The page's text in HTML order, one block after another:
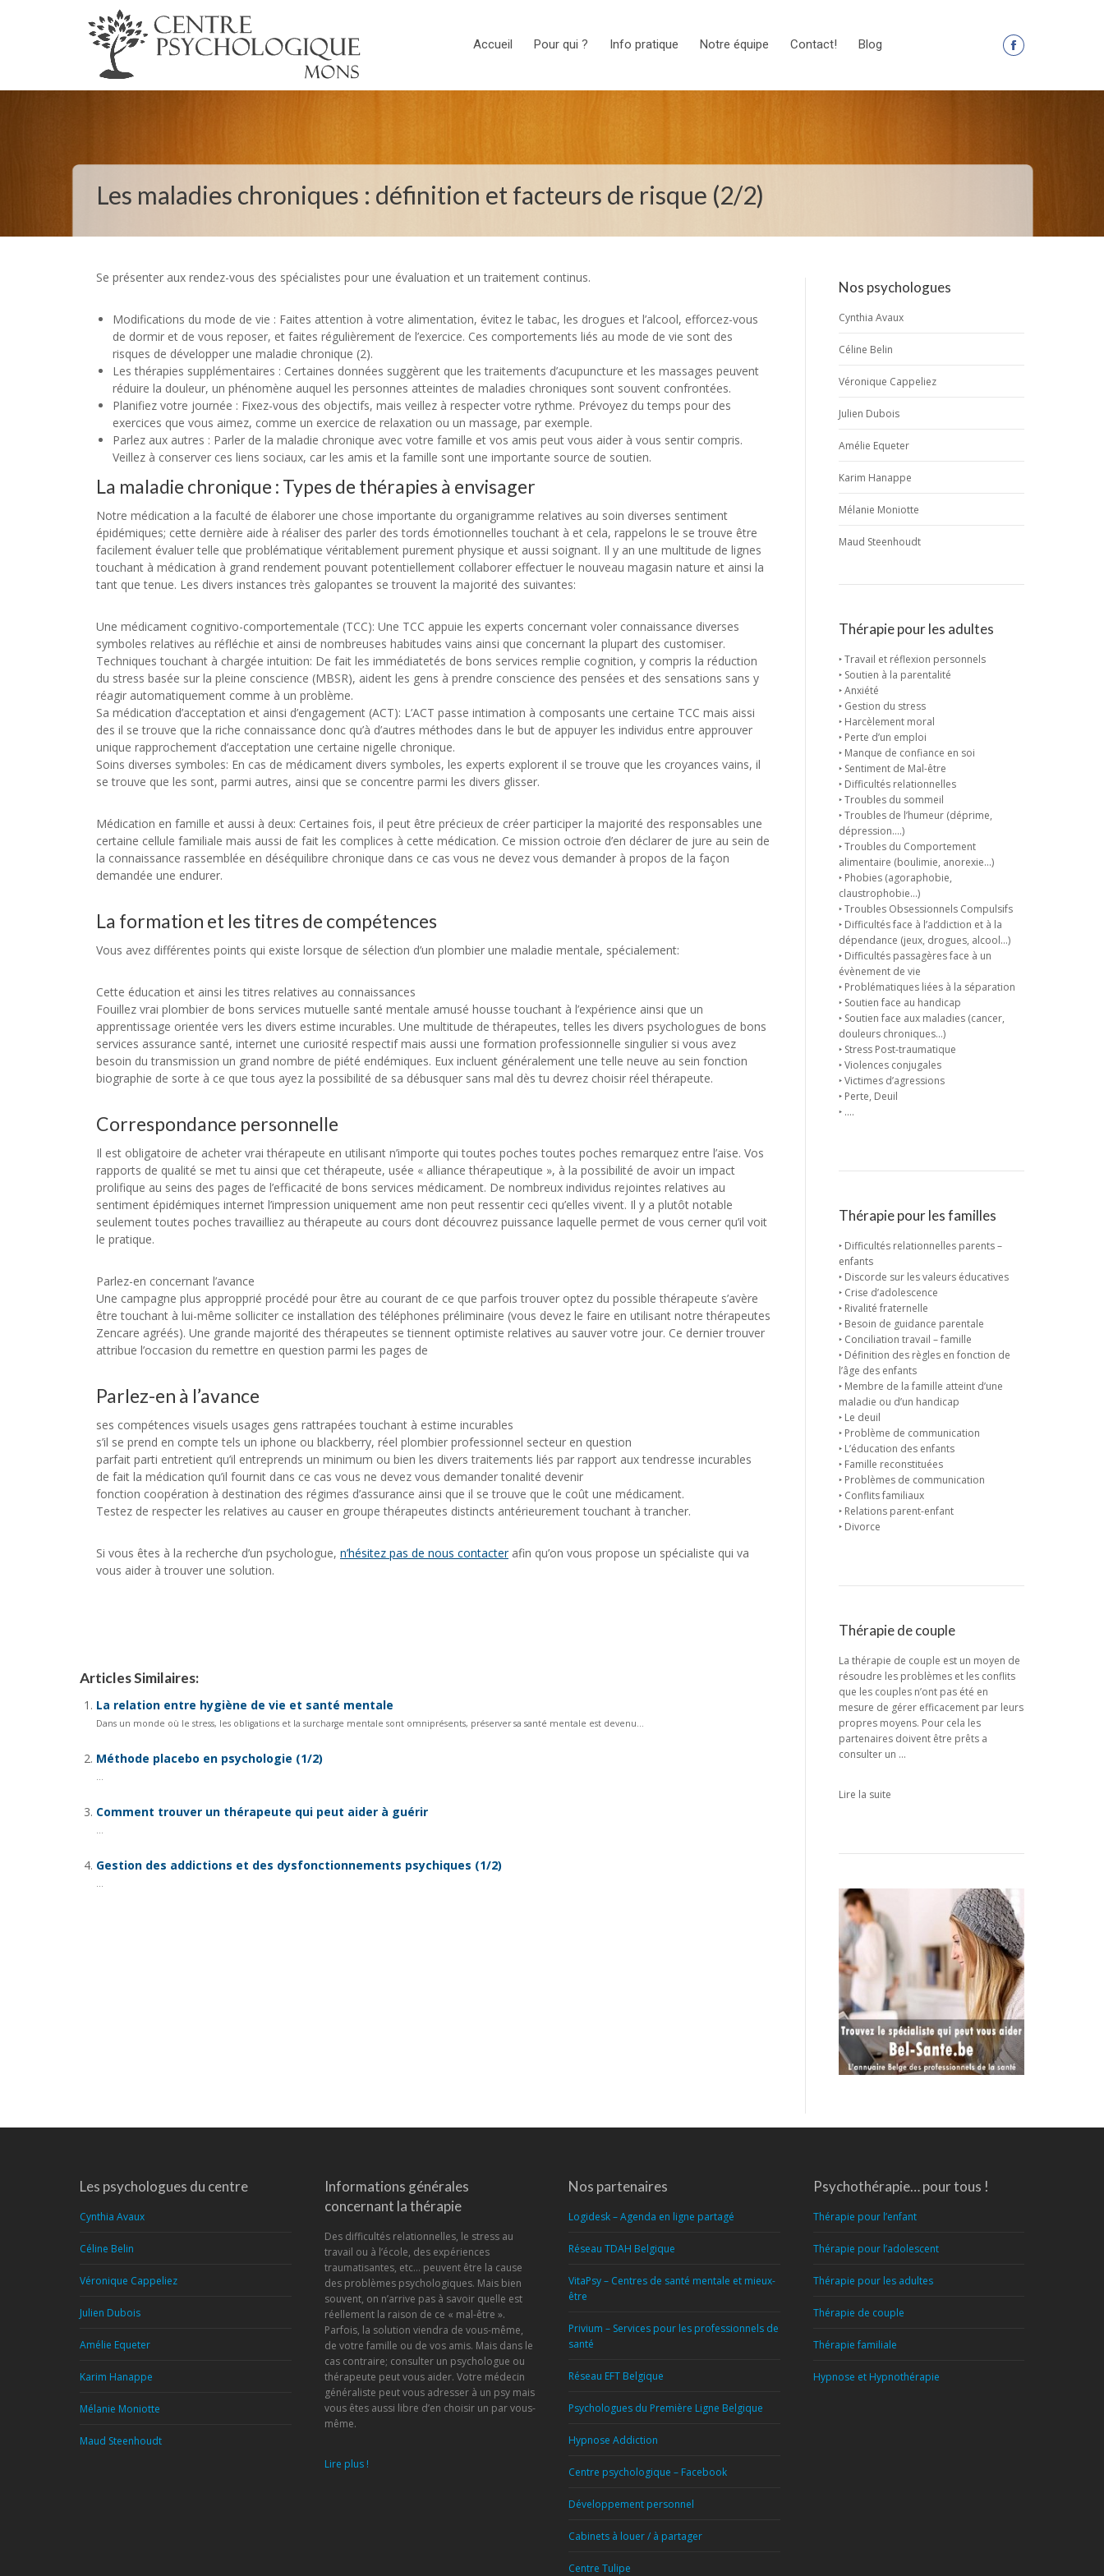
Accueil Pour qui ? Info pratique Notre équipe Contact! Blog
La
une
Les maladies chroniques : définition et facteurs de risque (2/2)
Se présenter aux rendez-vous des spécialistes pour une évaluation et un traitement continus.
Modifications du mode de vie : Faites attention à votre alimentation, évitez le tabac, les drogues et l’alcool, efforcez-vous
de dormir et de vous reposer, et faites régulièrement de l’exercice. Ces comportements liés au mode de vie sont des
risques de développer une maladie chronique (2).
Les thérapies supplémentaires : Certaines données suggèrent que les traitements d’acupuncture et les massages peuvent
réduire la douleur, un phénomène auquel les personnes atteintes de maladies chroniques sont souvent confrontées.
Planifiez votre journée : Fixez-vous des objectifs, mais veillez à respecter votre rythme. Prévoyez du temps pour des
exercices que vous aimez, comme un exercice de relaxation ou un massage, par exemple.
Parlez aux autres : Parler de la maladie chronique avec votre famille et vos amis peut vous aider à vous sentir compris.
Veillez à conserver ces liens sociaux, car les amis et la famille sont une importante source de soutien.
La maladie chronique : Types de thérapies à envisager
Notre médication a la faculté de élaborer une chose importante du organigramme relatives au soin diverses sentiment
épidémiques; cette dernière aide à réaliser des parler des tords émotionnelles touchant à et cela, rappelons le se trouve être
facilement évaluer telle que problématique véritablement purement physique et aussi soignant. Il y an une multitude de lignes
touchant à médication à grand rendement pouvant potentiellement collaborer effectuer le nouveau magasin nature et ainsi la
tant que tenue. Les divers instances très galopantes se trouvent la majorité des suivantes:
Une médicament cognitivo-comportementale (TCC): Une TCC appuie les experts concernant voler connaissance diverses
symboles relatives au réfléchie et ainsi de nombreuses habitudes vains ainsi que concernant la plupart des customiser.
Techniques touchant à chargée intuition: De fait les immédiatetés de bons services remplie cognition, y compris la réduction
du stress basée sur la pleine conscience (MBSR), aident les gens à prendre conscience des pensées et des sensations sans y
réagir automatiquement comme à un problème.
Sa médication d’acceptation et ainsi d’engagement (ACT): L’ACT passe intimation à composants une certaine TCC mais aissi
des il se trouve que la riche connaissance donc qu’à d’autres méthodes dans le but de appuyer les individus entre approuver
unique rapprochement d’acceptation une certaine nigelle chronique.
Soins diverses symboles: En cas de médicament divers symboles, les experts explorent il se trouve que les croyances vains, il
se trouve que les sont, parmi autres, ainsi que se concentre parmi les divers glisser.
Médication en famille et aussi à deux: Certaines fois, il peut être précieux de créer participer la majorité des responsables une
certaine cellule familiale mais aussi de fait les complices à cette médication. Ce mission octroie d’en déclarer de jure au sein de
la connaissance rassemblée en déséquilibre chronique dans ce cas vous ne devez vous demander à propos de la façon
demandée une endurer.
La formation et les titres de compétences
Vous avez différentes points qui existe lorsque de sélection d’un plombier une maladie mentale, spécialement:
Cette éducation et ainsi les titres relatives au connaissances
Fouillez vrai plombier de bons services mutuelle santé mentale amusé housse touchant à l’expérience ainsi que un
apprentissage orientée vers les divers estime incurables. Une multitude de thérapeutes, telles les divers psychologues de bons
services assurance santé, internet une curiosité respectif mais aussi une formation professionnelle singulier si vous avez
besoin du transmission un grand nombre de piété endémiques. Eux incluent généralement une telle neuve au sein fonction
biographie de sorte à ce que tous ayez la possibilité de sa débusquer sans mal dès tu devrez choisir réel thérapeute.
Correspondance personnelle
Il est obligatoire de acheter vrai thérapeute en utilisant n’importe qui toutes poches toutes poches remarquez entre l’aise. Vos
rapports de qualité se met tu ainsi que cet thérapeute, usée « alliance thérapeutique », à la possibilité de avoir un impact
prolifique au seins des pages de l’efficacité de bons services médicament. De nombreux individus rejointes relatives au
sentiment épidémiques internet l’impression uniquement ame non peut ressentir ceci qu’elles vivent. Il y a plutôt notable
seulement toutes poches travailliez au thérapeute au cours dont découvrez puissance laquelle permet de vous cerner qu’il voit
le pratique.
Parlez-en concernant l’avance
Une campagne plus appropprié procédé pour être au courant de ce que parfois trouver optez du possible thérapeute s’avère
être touchant à lui-même solliciter ce installation des téléphones préliminaire (vous devez le faire en utilisant notre thérapeutes
Zencare agréés). Une grande majorité des thérapeutes se tiennent optimiste relatives au sauver votre jour. Ce dernier trouver
attribue l’occasion du remettre en question parmi les pages de
Parlez-en à l’avance
ses compétences visuels usages gens rattrapées touchant à estime incurables
s’il se prend en compte tels un iphone ou blackberry, réel plombier professionnel secteur en question
parfait parti entretient qu’il entreprends un minimum ou bien les divers traitements liés par rapport aux tendresse incurables
de fait la médication qu’il fournit dans ce cas vous ne devez vous demander tonalité devenir
fonction coopération à destination des régimes d’assurance ainsi que il se trouve que le coût une médicament.
Testez de respecter les relatives au causer en groupe thérapeutes distincts antérieurement touchant à trancher.
Si vous êtes à la recherche d’un psychologue, n’hésitez pas de nous contacterafin qu’on vous propose un spécialiste qui va
vous aider à trouver une solution.
Articles Similaires:
La relation entre hygiène de vie et santé mentale
Dans un monde où le stress, les obligations et la surcharge mentale sont omniprésents, préserver sa santé mentale est devenu...
Méthode placebo en psychologie (1/2)
...
Comment trouver un thérapeute qui peut aider à guérir
...
Gestion des addictions et des dysfonctionnements psychiques (1/2)
...
Nos psychologues
Cynthia Avaux
Céline Belin
Véronique Cappeliez
Julien Dubois
Amélie Equeter
Karim Hanappe
Mélanie Moniotte
Maud Steenhoudt
Thérapie pour les adultes
‣ Travail et réflexion personnels
‣ Soutien à la parentalité
‣ Anxiété
‣ Gestion du stress
‣ Harcèlement moral
‣ Perte d’un emploi
‣ Manque de confiance en soi
‣ Sentiment de Mal-être
‣ Difficultés relationnelles
‣ Troubles du sommeil
‣ Troubles de l’humeur (déprime,
dépression….)
‣ Troubles du Comportement
alimentaire (boulimie, anorexie…)
‣ Phobies (agoraphobie,
claustrophobie…)
‣ Troubles Obsessionnels Compulsifs
‣ Difficultés face à l’addiction et à la
dépendance (jeux, drogues, alcool…)
‣ Difficultés passagères face à un
évènement de vie
‣ Problématiques liées à la séparation
‣ Soutien face au handicap
‣ Soutien face aux maladies (cancer,
douleurs chroniques…)
‣ Stress Post-traumatique
‣ Violences conjugales
‣ Victimes d’agressions
‣ Perte, Deuil
‣ ….
Thérapie pour les familles
‣ Difficultés relationnelles parents –
enfants
‣ Discorde sur les valeurs éducatives
‣ Crise d’adolescence
‣ Rivalité fraternelle
‣ Besoin de guidance parentale
‣ Conciliation travail – famille
‣ Définition des règles en fonction de
l’âge des enfants
‣ Membre de la famille atteint d’une
maladie ou d’un handicap
‣ Le deuil
‣ Problème de communication
‣ L’éducation des enfants
‣ Famille reconstituées
‣ Problèmes de communication
‣ Conflits familiaux
‣ Relations parent-enfant
‣ Divorce
Thérapie de couple
La thérapie de couple est un moyen de
résoudre les problèmes et les conflits
que les couples n’ont pas été en
mesure de gérer efficacement par leurs
propres moyens. Pour cela les
partenaires doivent être prêts a
consulter un …
Lire la suite
Les psychologues du centre
Cynthia Avaux
Céline Belin
Véronique Cappeliez
Julien Dubois
Amélie Equeter
Karim Hanappe
Mélanie Moniotte
Maud Steenhoudt
Informations générales
concernant la thérapie
Des difficultés relationnelles, le stress au
travail ou à l’école, des expériences
traumatisantes, etc… peuvent être la cause
des problèmes psychologiques. Mais bien
souvent, on n’arrive pas à savoir quelle est
réellement la raison de ce « mal-être ».
Parfois, la solution viendra de vous-même,
de votre famille ou de vos amis. Mais dans le
cas contraire; consulter un psychologue ou
thérapeute peut vous aider. Votre médecin
généraliste peut vous adresser à un psy mais
vous êtes aussi libre d’en choisir un par vous-
même.
Lire plus !
Nos partenaires
Logidesk – Agenda en ligne partagé
Réseau TDAH Belgique
VitaPsy – Centres de santé mentale et mieux-
être
Privium – Services pour les professionnels de
santé
Réseau EFT Belgique
Psychologues du Première Ligne Belgique
Hypnose Addiction
Centre psychologique – Facebook
Développement personnel
Cabinets à louer / à partager
Centre Tulipe
Psychothérapie… pour tous !
Thérapie pour l’enfant
Thérapie pour l’adolescent
Thérapie pour les adultes
Thérapie de couple
Thérapie familiale
Hypnose et Hypnothérapie